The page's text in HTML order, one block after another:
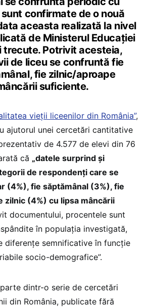
confirmate de o nouă
aceasta realizată la nivel
de Ministerul Educației
trecute. Potrivit acesteia,
de liceu se confruntă fie
fie zilnic/aproape
suficiente.
vieții liceenilor din România”,
ajutorul unei cercetări cantitative
de 4.577 de elevi din 76
că „datele surprind și
de respondenți care se
(4%), fie săptămânal (3%), fie
zilnic (4%) cu lipsa mâncării
documentului, procentele sunt
în populația investigată,
diferențe semnificative în funcție
socio-demografice”.
dintr-o serie de cercetări
din România, publicate fără